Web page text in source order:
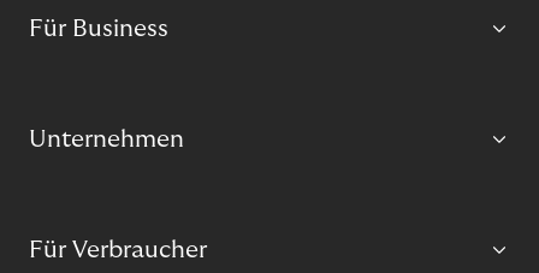
Für Business
Unternehmen
Für Verbraucher